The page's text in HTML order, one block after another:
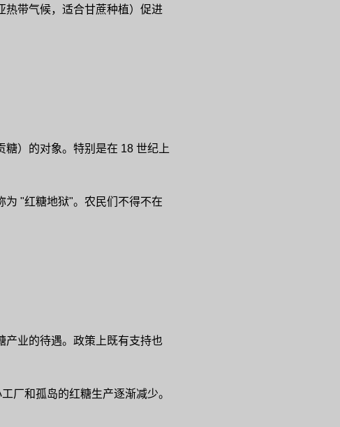
热带气候，适合甘蔗种植）促进
）的对象。特别是在 18 世纪上
为 "红糖地狱"。农民们不得不在
产业的待遇。政策上既有支持也
厂和孤岛的红糖生产逐渐减少。